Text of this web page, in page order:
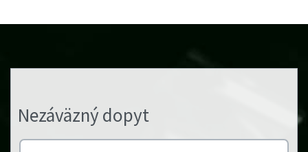
Nezáväzný dopyt